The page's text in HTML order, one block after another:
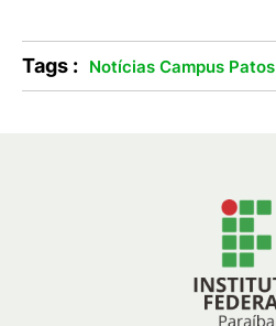
Tags : Notícias Campus Patos